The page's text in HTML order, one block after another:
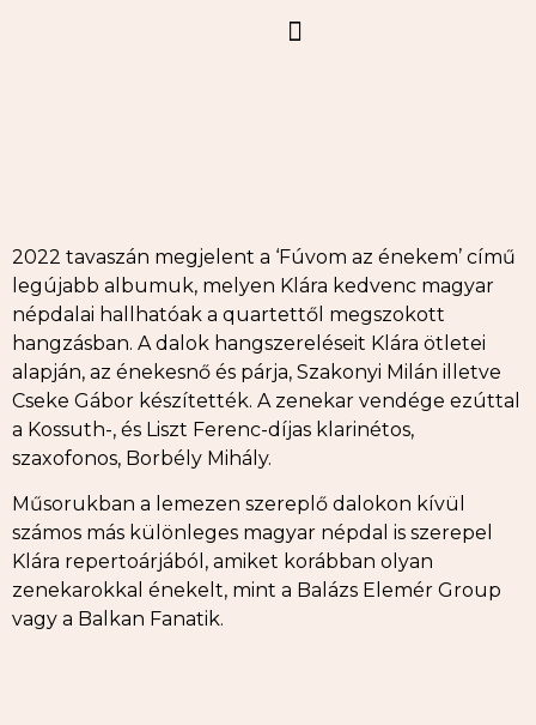
2022 tavaszán megjelent a ‘Fúvom az énekem’ című
legújabb albumuk, melyen Klára kedvenc magyar
népdalai hallhatóak a quartettől megszokott
hangzásban. A dalok hangszereléseit Klára ötletei
alapján, az énekesnő és párja, Szakonyi Milán illetve
Cseke Gábor készítették. A zenekar vendége ezúttal
a Kossuth-, és Liszt Ferenc-díjas klarinétos,
szaxofonos, Borbély Mihály.
Műsorukban a lemezen szereplő dalokon kívül
számos más különleges magyar népdal is szerepel
Klára repertoárjából, amiket korábban olyan
zenekarokkal énekelt, mint a Balázs Elemér Group
vagy a Balkan Fanatik.